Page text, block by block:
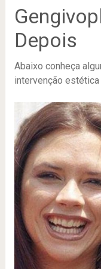
Depois
Abaixo conheça
intervenção